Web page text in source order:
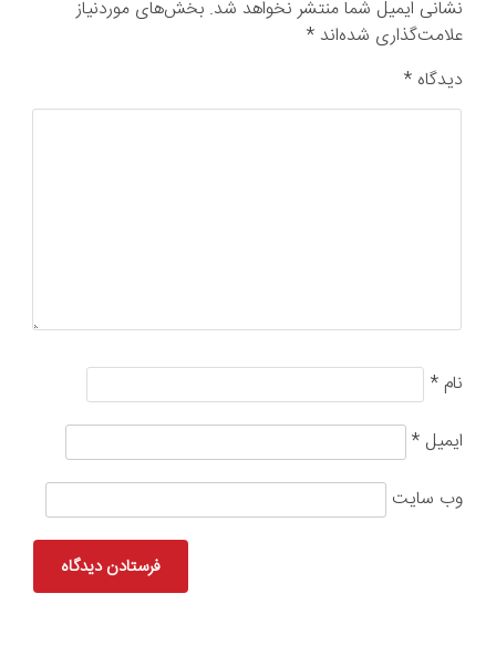
نشانی ایمیل شما منتشر نخواهد شد. بخش‌های موردنیاز
علامت‌گذاری شده‌اند *
دیدگاه *
نام *
ایمیل *
وب‌ سایت